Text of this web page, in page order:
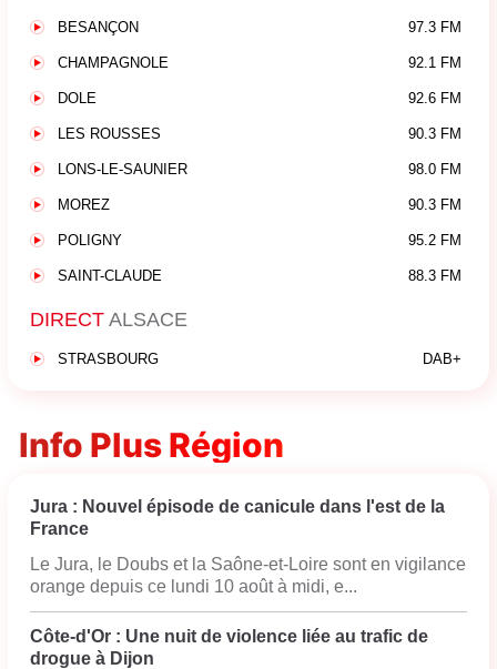
BESANÇON 97.3 FM
CHAMPAGNOLE 92.1 FM
DOLE 92.6 FM
LES ROUSSES 90.3 FM
LONS-LE-SAUNIER 98.0 FM
MOREZ 90.3 FM
POLIGNY 95.2 FM
SAINT-CLAUDE 88.3 FM
DIRECT ALSACE
STRASBOURG DAB+
Info Plus Région
Jura : Nouvel épisode de canicule dans l'est de la
France
Le Jura, le Doubs et la Saône-et-Loire sont en vigilance
orange depuis ce lundi 10 août à midi, e...
Côte-d'Or : Une nuit de violence liée au trafic de
drogue à Dijon